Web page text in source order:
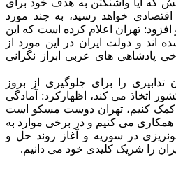
خواهد رسید، به چند مورد
افزود: تهران اعلام کرده است که این
اند و دولت ایران در این مورد از
پادشاهی های عربی ابراز نگرانی
تدابیری را برای جلوگیری از بروز
اتخاذ می کند، اظهارکرد: آمادگی
کمک کنیم، تهران دوست مسکو است
می کنیم و در برخی موارد به
در سوریه و آغاز روند حل و
را شریک کلیدی خود می دانیم.